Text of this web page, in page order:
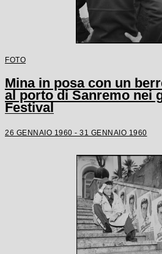
FOTO
Mina in posa con un
al porto di Sanremo nei
Festival
26 GENNAIO 1960 - 31 GENNAIO 1960